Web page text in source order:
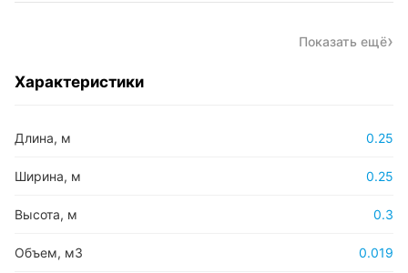
Показать ещё
Характеристики
Длина, м 0.25
Ширина, м 0.25
Высота, м 0.3
Объем, м3 0.019